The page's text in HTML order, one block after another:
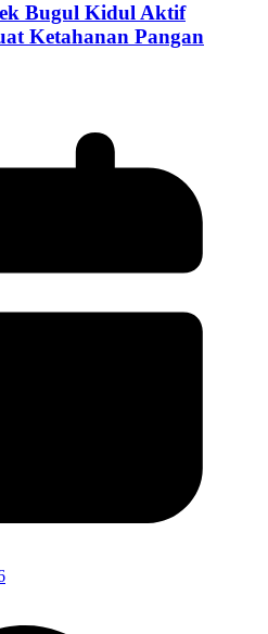
Bugul Kidul Aktif
Ketahanan Pangan